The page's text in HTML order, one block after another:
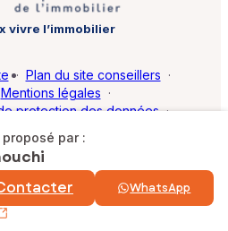
par :
WhatsApp
vivre l’immobilier
Tous droits réservés.
· Plan du site conseillers ·
Mentions légales ·
protection des données ·